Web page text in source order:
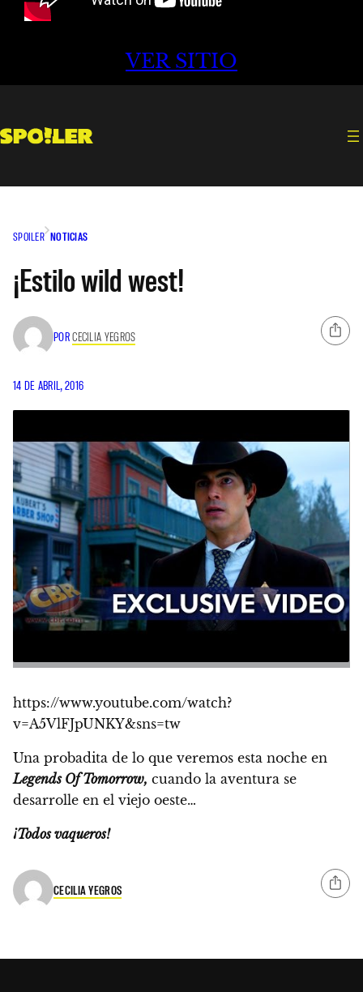
VER SITIO
SPOILER NOTICIAS
¡Estilo wild west!
PORCECILIA YEGROS
14 DE ABRIL, 2016
https://www.youtube.com/watch?
v=A5VlFJpUNKY&sns=tw
Una probadita de lo que veremos esta noche en
Legends Of Tomorrow, cuando la aventura se
desarrolle en el viejo oeste…
¡Todos vaqueros!
CECILIA YEGROS